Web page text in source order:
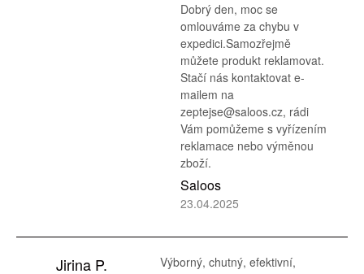
Dobrý den, moc se
omlouváme za chybu v
expedici.Samozřejmě
můžete produkt reklamovat.
Stačí nás kontaktovat e-
mailem na
zeptejse@saloos.cz, rádi
Vám pomůžeme s vyřízením
reklamace nebo výměnou
zboží.
Saloos
23.04.2025
Jirina P.
Výborný, chutný, efektivní,